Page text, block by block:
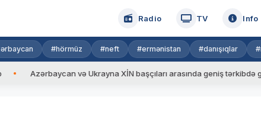
Radio TV Info
#hörmüz #neft #ermənistan #danışıqlar
və Ukrayna XİN başçıları arasında geniş tərkibdə görüş